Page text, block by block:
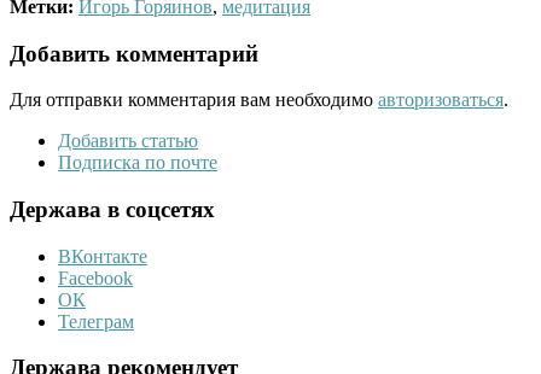
Метки: Игорь Горяинов, медитация
Добавить комментарий
Для отправки комментария вам необходимо авторизоваться.
Добавить статью
Подписка по почте
Держава в соцсетях
ВКонтакте
Facebook
ОК
Телеграм
Держава рекомендует